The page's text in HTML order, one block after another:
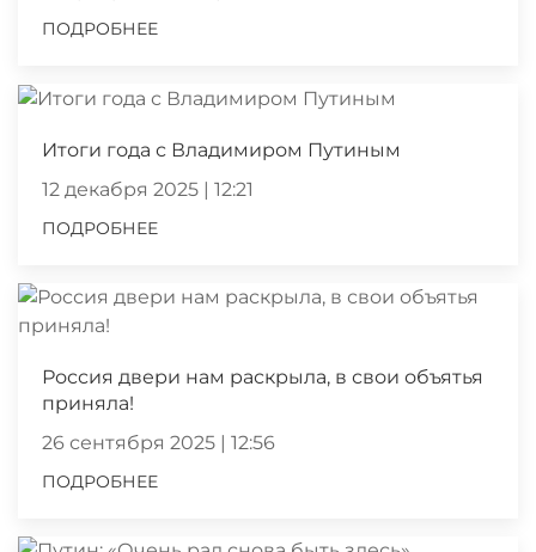
ПОДРОБНЕЕ
Итоги года с Владимиром Путиным
12 декабря 2025 | 12:21
ПОДРОБНЕЕ
Россия двери нам раскрыла, в свои объятья
приняла!
26 сентября 2025 | 12:56
ПОДРОБНЕЕ